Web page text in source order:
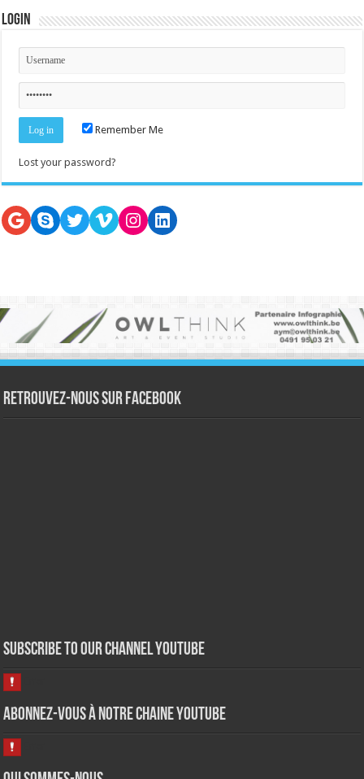
Login
Remember Me
Lost your password?
Google
SkypeTwitter
VimeoInstagram
LinkedIn
Retrouvez-nous sur Facebook
Subscribe to our Channel Youtube
Abonnez-vous à notre chaine Youtube